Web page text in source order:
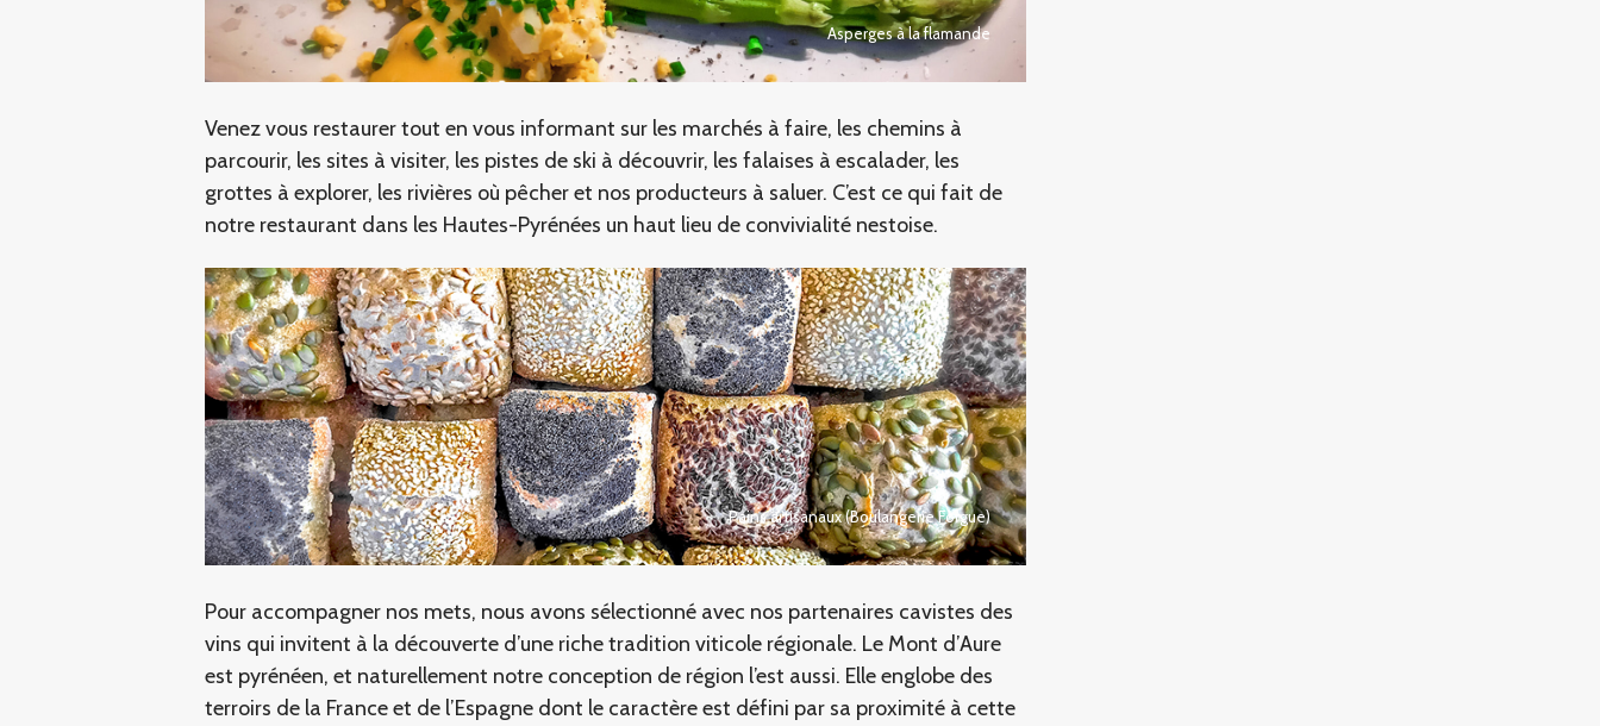
Asperges à la flamande
Venez vous restaurer tout en vous informant sur les marchés à faire, les chemins à
parcourir, les sites à visiter, les pistes de ski à découvrir, les falaises à escalader, les
grottes à explorer, les rivières où pêcher et nos producteurs à saluer. C’est ce qui fait de
notre restaurant dans les Hautes-Pyrénées un haut lieu de convivialité nestoise.
Pains artisanaux (Boulangerie Forgue)
Pour accompagner nos mets, nous avons sélectionné avec nos partenaires cavistes des
vins qui invitent à la découverte d’une riche tradition viticole régionale. Le Mont d’Aure
est pyrénéen, et naturellement notre conception de région l’est aussi. Elle englobe des
terroirs de la France et de l’Espagne dont le caractère est défini par sa proximité à cette